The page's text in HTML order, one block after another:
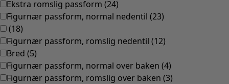
Ekstra romslig passform (24)
Figurnær passform, normal nedentil (23)
(18)
Figurnær passform, romslig nedentil (12)
Bred (5)
Figurnær passform, normal over baken (4)
Figurnær passform, romslig over baken (3)